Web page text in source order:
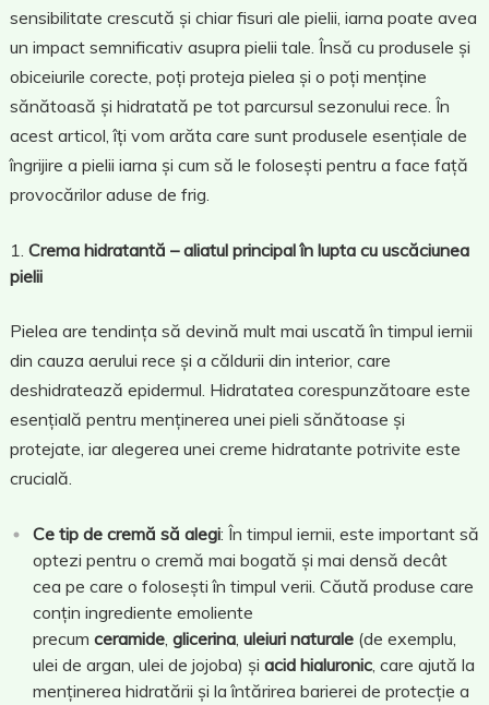
sensibilitate crescută și chiar fisuri ale pielii, iarna poate avea
un impact semnificativ asupra pielii tale. Însă cu produsele și
obiceiurile corecte, poți proteja pielea și o poți menține
sănătoasă și hidratată pe tot parcursul sezonului rece. În
acest articol, îți vom arăta care sunt produsele esențiale de
îngrijire a pielii iarna și cum să le folosești pentru a face față
provocărilor aduse de frig.
Crema hidratantă – aliatul principal în lupta cu uscăciunea
pielii
Pielea are tendința să devină mult mai uscată în timpul iernii
din cauza aerului rece și a căldurii din interior, care
deshidratează epidermul. Hidratatea corespunzătoare este
esențială pentru menținerea unei pieli sănătoase și
protejate, iar alegerea unei creme hidratante potrivite este
crucială.
Ce tip de cremă să alegi: În timpul iernii, este important să
optezi pentru o cremă mai bogată și mai densă decât
cea pe care o folosești în timpul verii. Căută produse care
conțin ingrediente emoliente
precum ceramide, glicerina, uleiuri naturale(de exemplu,
ulei de argan, ulei de jojoba) și acid hialuronic, care ajută la
menținerea hidratării și la întărirea barierei de protecție a